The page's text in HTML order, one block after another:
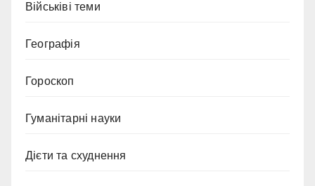
Військіві теми
Географія
Гороскоп
Гуманітарні науки
Дієти та схуднення